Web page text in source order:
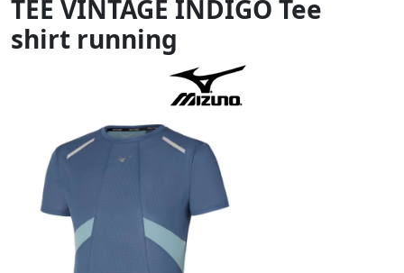
TEE VINTAGE INDIGO Tee
shirt running